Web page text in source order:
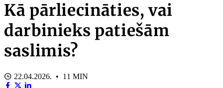
Kā pārliecināties, vai
darbinieks patiešām
saslimis?
22.04.2026. • 11 MIN